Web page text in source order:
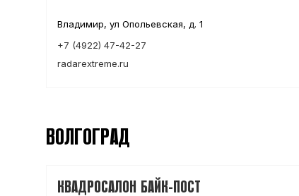
Владимир, ул Опольевская, д. 1
+7 (4922) 47-42-27
radarextreme.ru
ВОЛГОГРАД
КВАДРОСАЛОН БАЙК-ПОСТ